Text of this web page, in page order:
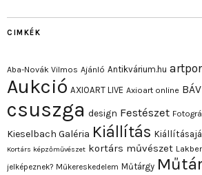
CIMKÉK
Aba-Novák Vilmos Ajánló Antikvárium.hu
Aukció AXIOART LIVE Axioart online BÁV
csuszga design Festészet
Kieselbach Galéria Kiállítás
Kortárs képzőművészet kortárs művészet
jelképeznek? Műkereskedelem Műtárgy